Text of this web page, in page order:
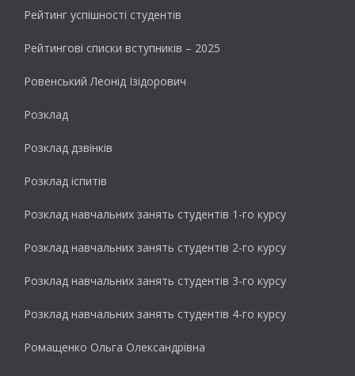
Рейтинг успішності студентів
Рейтингові списки вступників – 2025
Ровенський Леонід Ізідорович
Розклад
Розклад дзвінків
Розклад іспитів
Розклад навчальних занять студентів 1-го курсу
Розклад навчальних занять студентів 2-го курсу
Розклад навчальних занять студентів 3-го курсу
Розклад навчальних занять студентів 4-го курсу
Ромащенко Ольга Олександрівна